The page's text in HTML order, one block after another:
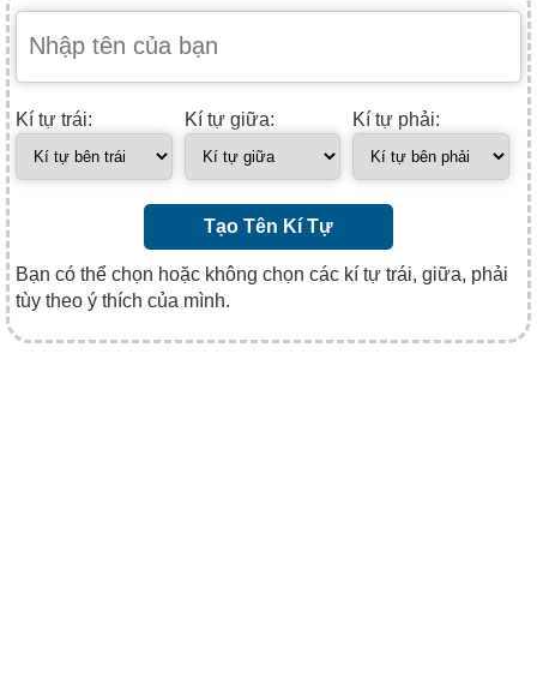
Kí tự trái: Kí tự giữa: Kí tự phải:
Tạo Tên Kí Tự
Bạn có thể chọn hoặc không chọn các kí tự trái, giữa, phải
tùy theo ý thích của mình.